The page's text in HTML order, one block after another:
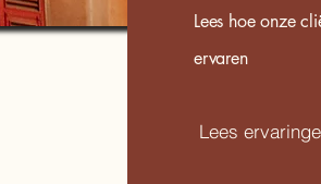
Lees hoe onze
ervaren
Lees